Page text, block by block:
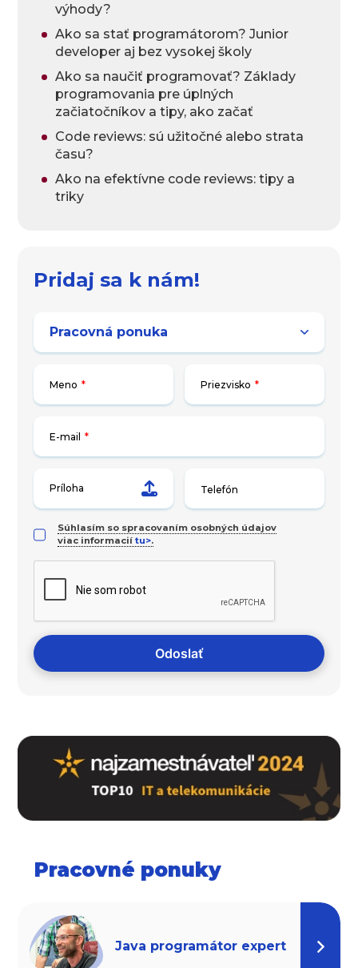
výhody?
Ako sa stať programátorom? Junior
developer aj bez vysokej školy
Ako sa naučiť programovať? Základy
programovania pre úplných
začiatočníkov a tipy, ako začať
Code reviews: sú užitočné alebo strata
času?
Ako na efektívne code reviews: tipy a
triky
Pridaj sa k nám!
Meno * Priezvisko *
E-mail *
Príloha
Súhlasím so spracovaním osobných údajov
viac informaciítu>.
Pracovné ponuky
Java programátor expert